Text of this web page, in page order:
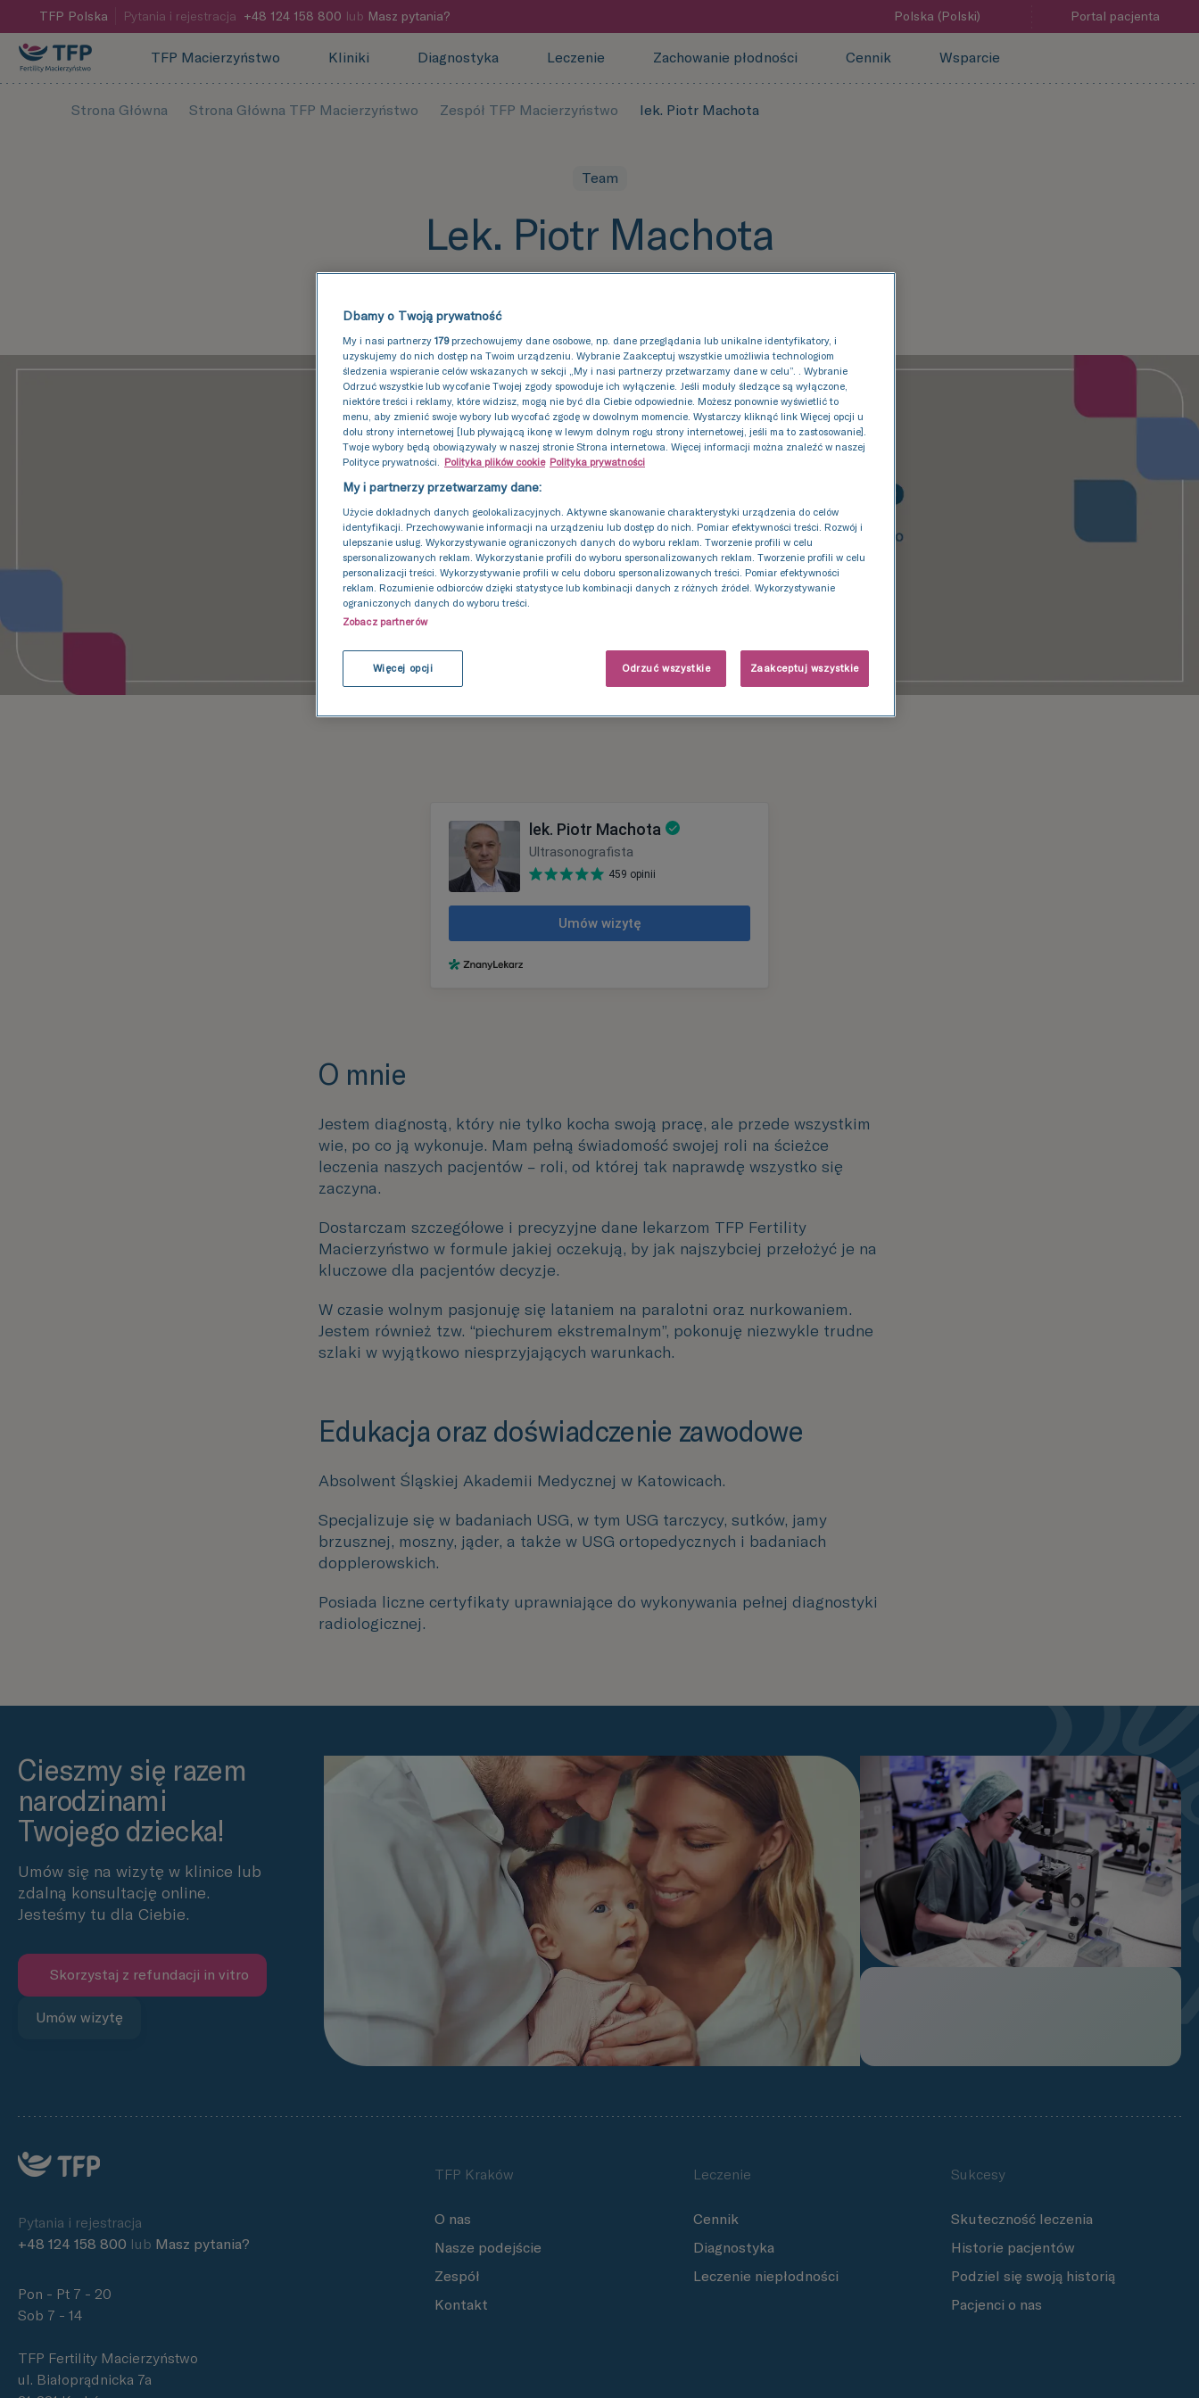
TFP Polska Pytania i rejestracja +48 124 158 800 lub Masz pytania? Polska (Polski) Portal pacjenta
TFP Macierzyństwo Kliniki Diagnostyka Leczenie Zachowanie płodności Cennik Wsparcie
Strona Główna Strona Główna TFP Macierzyństwo Zespół TFP Macierzyństwo lek. Piotr Machota
Team
Lek. Piotr Machota
O mnie
Jestem diagnostą, który nie tylko kocha swoją pracę, ale przede wszystkim
wie, po co ją wykonuje. Mam pełną świadomość swojej roli na ścieżce
leczenia naszych pacjentów – roli, od której tak naprawdę wszystko się
zaczyna.
Dostarczam szczegółowe i precyzyjne dane lekarzom TFP Fertility
Macierzyństwo w formule jakiej oczekują, by jak najszybciej przełożyć je na
kluczowe dla pacjentów decyzje.
W czasie wolnym pasjonuję się lataniem na paralotni oraz nurkowaniem.
Jestem również tzw. “piechurem ekstremalnym”, pokonuję niezwykle trudne
szlaki w wyjątkowo niesprzyjających warunkach.
Edukacja oraz doświadczenie zawodowe
Absolwent Śląskiej Akademii Medycznej w Katowicach.
Specjalizuje się w badaniach USG, w tym USG tarczycy, sutków, jamy
brzusznej, moszny, jąder, a także w USG ortopedycznych i badaniach
dopplerowskich.
Posiada liczne certyfikaty uprawniające do wykonywania pełnej diagnostyki
radiologicznej.
Cieszmy się razem
narodzinami
Twojego dziecka!
Umów się na wizytę w klinice lub
zdalną konsultację online.
Jesteśmy tu dla Ciebie.
Skorzystaj z refundacji in vitro
Umów wizytę
Pytania i rejestracja
+48 124 158 800 lub Masz pytania?
Pon - Pt 7 - 20
Sob 7 - 14
TFP Fertility Macierzyństwo
ul. Białoprądnicka 7a
TFP Kraków
O nas
Nasze podejście
Zespół
Kontakt
Leczenie
Cennik
Diagnostyka
Leczenie niepłodności
Sukcesy
Skuteczność leczenia
Historie pacjentów
Podziel się swoją historią
Pacjenci o nas
Dbamy o Twoją prywatność
My i nasi partnerzy 179przechowujemy dane osobowe, np. dane przeglądania lub unikalne identyfikatory, i
uzyskujemy do nich dostęp na Twoim urządzeniu. Wybranie Zaakceptuj wszystkie umożliwia technologiom
śledzenia wspieranie celów wskazanych w sekcji „My i nasi partnerzy przetwarzamy dane w celu”. . Wybranie
Odrzuć wszystkie lub wycofanie Twojej zgody spowoduje ich wyłączenie. Jeśli moduły śledzące są wyłączone,
niektóre treści i reklamy, które widzisz, mogą nie być dla Ciebie odpowiednie. Możesz ponownie wyświetlić to
menu, aby zmienić swoje wybory lub wycofać zgodę w dowolnym momencie. Wystarczy kliknąć link Więcej opcji u
dołu strony internetowej [lub pływającą ikonę w lewym dolnym rogu strony internetowej, jeśli ma to zastosowanie].
Twoje wybory będą obowiązywały w naszej stronie Strona internetowa. Więcej informacji można znaleźć w naszej
Polityce prywatności.
Polityka plików cookie Polityka prywatności
My i partnerzy przetwarzamy dane:
Użycie dokładnych danych geolokalizacyjnych. Aktywne skanowanie charakterystyki urządzenia do celów
identyfikacji. Przechowywanie informacji na urządzeniu lub dostęp do nich. Pomiar efektywności treści. Rozwój i
ulepszanie usług. Wykorzystywanie ograniczonych danych do wyboru reklam. Tworzenie profili w celu
spersonalizowanych reklam. Wykorzystanie profili do wyboru spersonalizowanych reklam. Tworzenie profili w celu
personalizacji treści. Wykorzystywanie profili w celu doboru spersonalizowanych treści. Pomiar efektywności
reklam. Rozumienie odbiorców dzięki statystyce lub kombinacji danych z różnych źródeł. Wykorzystywanie
ograniczonych danych do wyboru treści.
Zobacz partnerów
Więcej opcji Odrzuć wszystkie Zaakceptuj wszystkie